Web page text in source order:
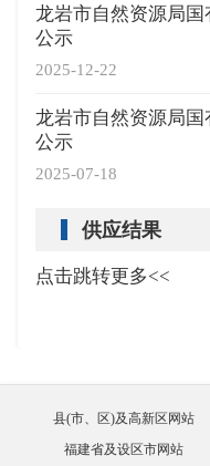
2025-12-22
龙岩市自然资源局
公示
2025-07-18
龙岩市自然资源局
公示
供应结果
点击跳转更多<<
县(市、区)及高新区网站
福建省及设区市网站